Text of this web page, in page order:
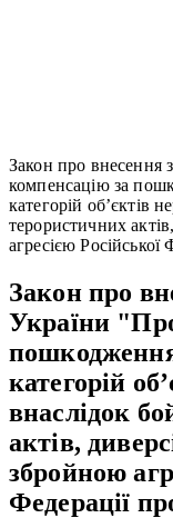
Закон про внесення
компенсацію за
категорій об’єктів
терористичних
агресією
Закон про
України
категорій
внаслідок
актів,
збройною
Федерації